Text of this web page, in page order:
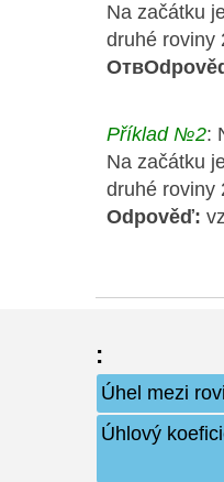
Na začátku
druhé roviny
Příklad №2:
Na začátku
druhé roviny
Odpověď:
:
Úhel mezi
Úhlový